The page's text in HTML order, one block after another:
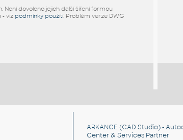
Není dovoleno jejich další šíření formou
- viz podmínky použití. Problém verze DWG
ARKANCE (CAD Studio) -
Center & Services Partner